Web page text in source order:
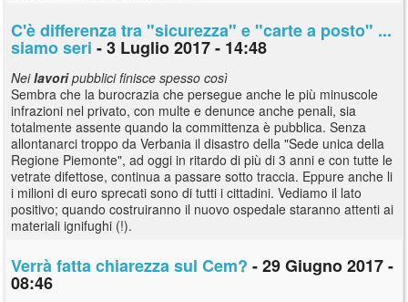
C'è differenza tra "sicurezza" e "carte a posto" ...
siamo seri - 3 Luglio 2017 - 14:48
Neilavoripubblici finisce spesso così
Sembra che la burocrazia che persegue anche le più minuscole
infrazioni nel privato, con multe e denunce anche penali, sia
totalmente assente quando la committenza è pubblica. Senza
allontanarci troppo da Verbania il disastro della "Sede unica della
Regione Piemonte", ad oggi in ritardo di più di 3 anni e con tutte le
vetrate difettose, continua a passare sotto traccia. Eppure anche li
i milioni di euro sprecati sono di tutti i cittadini. Vediamo il lato
positivo; quando costruiranno il nuovo ospedale staranno attenti ai
materiali ignifughi (!).
Verrà fatta chiarezza sul Cem? - 29 Giugno 2017 -
08:46